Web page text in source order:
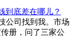
到底差在哪儿？
公司找到我。市场
册，问了三家公